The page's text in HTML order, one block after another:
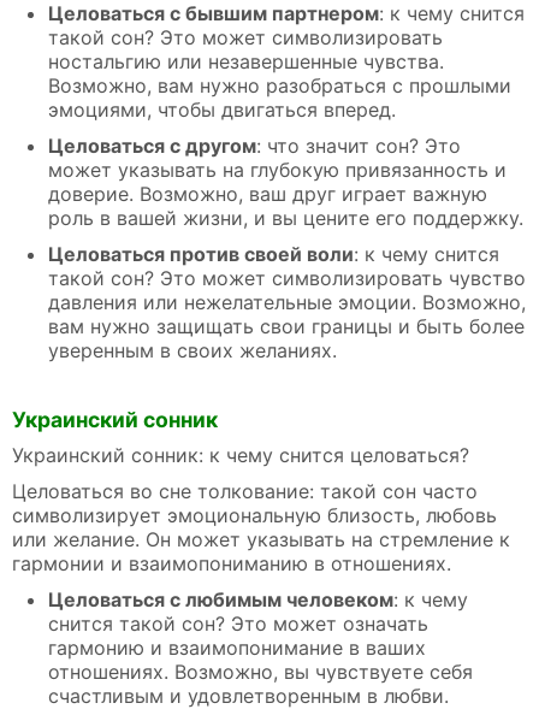
Целоваться с бывшим партнером: к чему снится
такой сон? Это может символизировать
ностальгию или незавершенные чувства.
Возможно, вам нужно разобраться с прошлыми
эмоциями, чтобы двигаться вперед.
Целоваться с другом: что значит сон? Это
может указывать на глубокую привязанность и
доверие. Возможно, ваш друг играет важную
роль в вашей жизни, и вы цените его поддержку.
Целоваться против своей воли: к чему снится
такой сон? Это может символизировать чувство
давления или нежелательные эмоции. Возможно,
вам нужно защищать свои границы и быть более
уверенным в своих желаниях.
Украинский сонник
Украинский сонник: к чему снится целоваться?
Целоваться во сне толкование: такой сон часто
символизирует эмоциональную близость, любовь
или желание. Он может указывать на стремление к
гармонии и взаимопониманию в отношениях.
Целоваться с любимым человеком: к чему
снится такой сон? Это может означать
гармонию и взаимопонимание в ваших
отношениях. Возможно, вы чувствуете себя
счастливым и удовлетворенным в любви.